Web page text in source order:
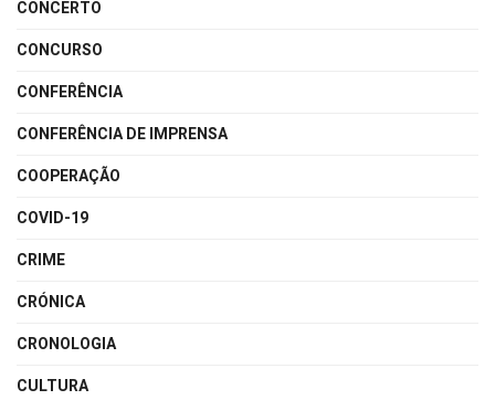
CONCERTO
CONCURSO
CONFERÊNCIA
CONFERÊNCIA DE IMPRENSA
COOPERAÇÃO
COVID-19
CRIME
CRÓNICA
CRONOLOGIA
CULTURA